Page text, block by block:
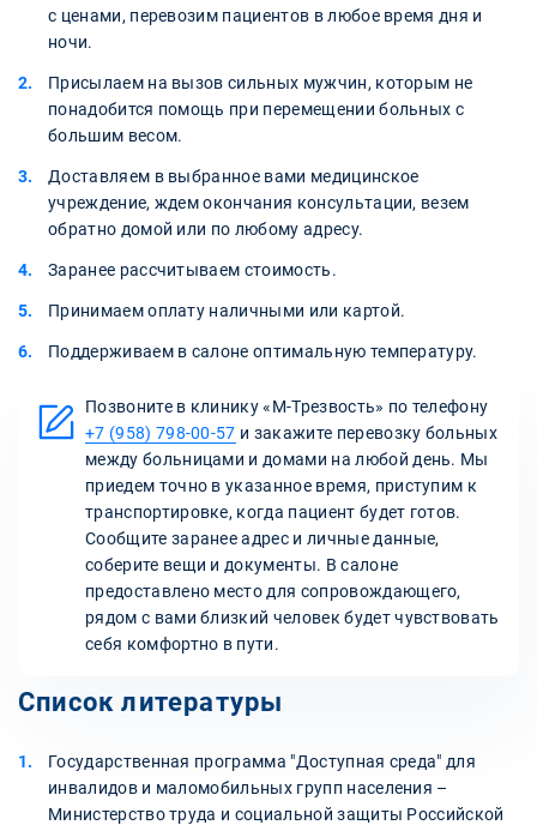
с ценами, перевозим пациентов в любое время дня и
ночи.
Присылаем на вызов сильных мужчин, которым не
понадобится помощь при перемещении больных с
большим весом.
Доставляем в выбранное вами медицинское
учреждение, ждем окончания консультации, везем
обратно домой или по любому адресу.
Заранее рассчитываем стоимость.
Принимаем оплату наличными или картой.
Поддерживаем в салоне оптимальную температуру.
Позвоните в клинику «М-Трезвость» по телефону
+7 (958) 798-00-57 и закажите перевозку больных
между больницами и домами на любой день. Мы
приедем точно в указанное время, приступим к
транспортировке, когда пациент будет готов.
Сообщите заранее адрес и личные данные,
соберите вещи и документы. В салоне
предоставлено место для сопровождающего,
рядом с вами близкий человек будет чувствовать
себя комфортно в пути.
Список литературы
Государственная программа "Доступная среда" для
инвалидов и маломобильных групп населения –
Министерство труда и социальной защиты Российской